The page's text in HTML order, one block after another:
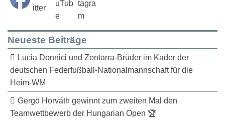
Neueste Beiträge
Lucia Donnici und Zentarra-Brüder im Kader der
deutschen Federfußball-Nationalmannschaft für die
Heim-WM
Gergö Horváth gewinnt zum zweiten Mal den
Teamwettbewerb der Hungarian Open 🏆